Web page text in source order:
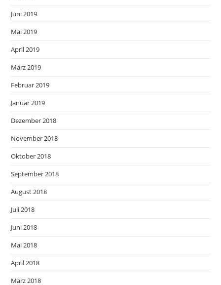
Juni 2019
Mai 2019
April 2019
März 2019
Februar 2019
Januar 2019
Dezember 2018
November 2018
Oktober 2018
September 2018
August 2018
Juli 2018
Juni 2018
Mai 2018
April 2018
März 2018